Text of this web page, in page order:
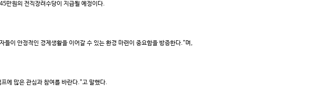
만원의 전직장려수당이 지급될 예정이다.
이 안정적인 경제생활을 이어갈 수 있는 환경 마련이 중요함을 방증한다.”며,
에 많은 관심과 참여를 바란다.”고 말했다.